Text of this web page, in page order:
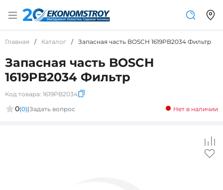
Главная / Каталог / Запасная часть BOSCH 1619PB2034 Фильтр
Запасная часть BOSCH
1619PB2034 Фильтр
Код товара: 1619PB2034
0(0)|Задать вопрос Нет в наличии